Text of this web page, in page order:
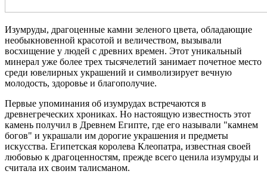
Изумруды, драгоценные камни зеленого цвета, обладающие
необыкновенной красотой и величеством, вызывали
восхищение у людей с древних времен. Этот уникальный
минерал уже более трех тысячелетий занимает почетное место
среди ювелирных украшений и символизирует вечную
молодость, здоровье и благополучие.
Первые упоминания об изумрудах встречаются в
древнегреческих хрониках. Но настоящую известность этот
камень получил в Древнем Египте, где его называли "камнем
богов" и украшали им дорогие украшения и предметы
искусства. Египетская королева Клеопатра, известная своей
любовью к драгоценностям, прежде всего ценила изумруды и
считала их своим талисманом.